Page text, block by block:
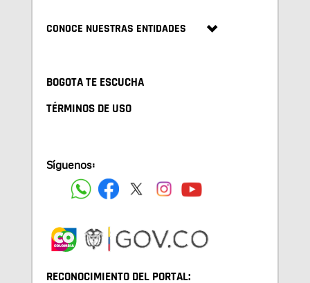
CONOCE NUESTRAS ENTIDADES
BOGOTA TE ESCUCHA
TÉRMINOS DE USO
Síguenos:
RECONOCIMIENTO DEL PORTAL: